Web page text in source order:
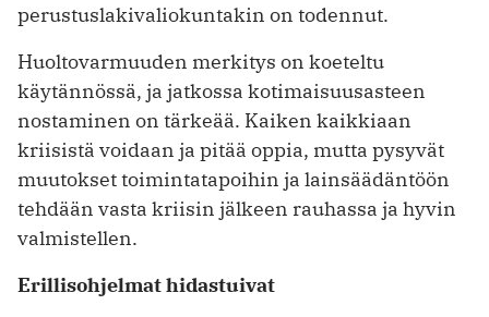
perustuslakivaliokuntakin on todennut.
Huoltovarmuuden merkitys on koeteltu
käytännössä, ja jatkossa kotimaisuusasteen
nostaminen on tärkeää. Kaiken kaikkiaan
kriisistä voidaan ja pitää oppia, mutta pysyvät
muutokset toimintatapoihin ja lainsäädäntöön
tehdään vasta kriisin jälkeen rauhassa ja hyvin
valmistellen.
Erillisohjelmat hidastuivat